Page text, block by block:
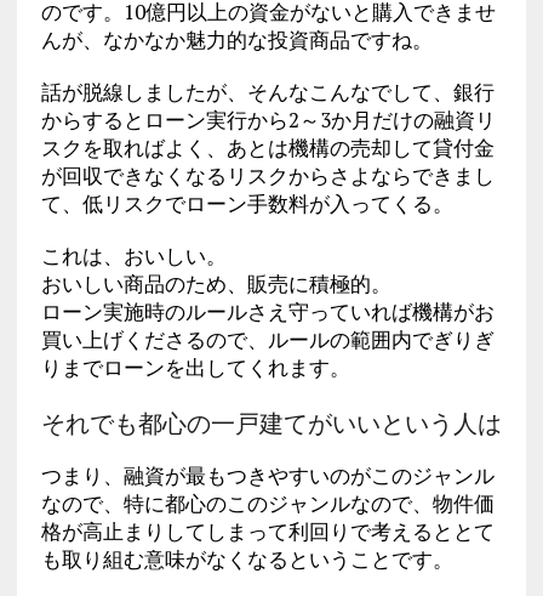
のです。10億円以上の資金がないと購入できませ
んが、なかなか魅力的な投資商品ですね。
話が脱線しましたが、そんなこんなでして、銀行
からするとローン実行から2～3か月だけの融資リ
スクを取ればよく、あとは機構の売却して貸付金
が回収できなくなるリスクからさよならできまし
て、低リスクでローン手数料が入ってくる。
これは、おいしい。
おいしい商品のため、販売に積極的。
ローン実施時のルールさえ守っていれば機構がお
買い上げくださるので、ルールの範囲内でぎりぎ
りまでローンを出してくれます。
それでも都心の一戸建てがいいという人は
つまり、融資が最もつきやすいのがこのジャンル
なので、特に都心のこのジャンルなので、物件価
格が高止まりしてしまって利回りで考えるととて
も取り組む意味がなくなるということです。